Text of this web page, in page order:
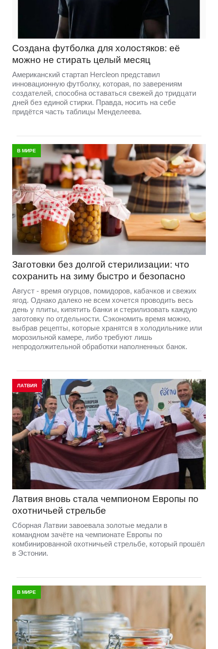
Создана футболка для холостяков: её
можно не стирать целый месяц
Американский стартап Hercleon представил
инновационную футболку, которая, по заверениям
создателей, способна оставаться свежей до тридцати
дней без единой стирки. Правда, носить на себе
придётся часть таблицы Менделеева.
В МИРЕ
Заготовки без долгой стерилизации: что
сохранить на зиму быстро и безопасно
Август - время огурцов, помидоров, кабачков и свежих
ягод. Однако далеко не всем хочется проводить весь
день у плиты, кипятить банки и стерилизовать каждую
заготовку по отдельности. Сэкономить время можно,
выбрав рецепты, которые хранятся в холодильнике или
морозильной камере, либо требуют лишь
непродолжительной обработки наполненных банок.
ЛАТВИЯ
Латвия вновь стала чемпионом Европы по
охотничьей стрельбе
Сборная Латвии завоевала золотые медали в
командном зачёте на чемпионате Европы по
комбинированной охотничьей стрельбе, который прошёл
в Эстонии.
В МИРЕ